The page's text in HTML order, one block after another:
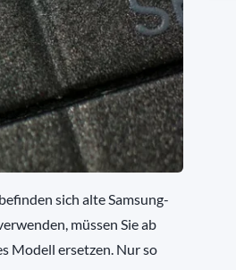
sich alte Samsung-
müssen Sie ab
Modell ersetzen. Nur so